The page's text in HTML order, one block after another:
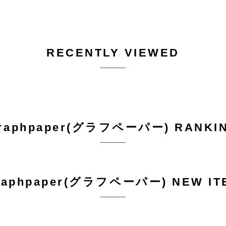
RECENTLY VIEWED
グラフペーパー)
グラフペーパー) NEW